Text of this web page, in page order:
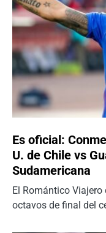
Es oficial:
U. de Chile vs
Sudamericana
El Romántico
octavos de final del